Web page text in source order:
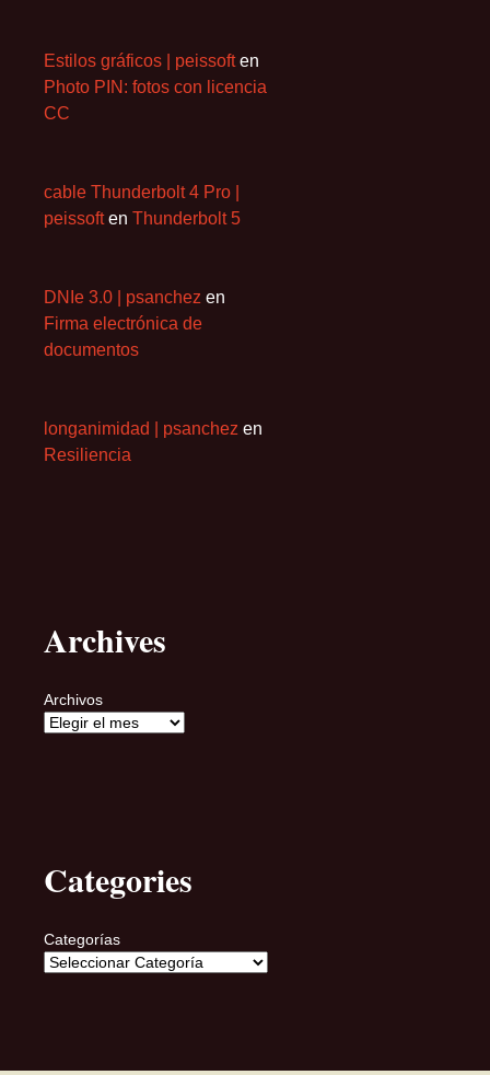
Estilos gráficos | peissoften
Photo PIN: fotos con licencia
CC
cable Thunderbolt 4 Pro |
peissoften Thunderbolt 5
DNIe 3.0 | psanchez en
Firma electrónica de
documentos
longanimidad | psanchez en
Resiliencia
Archives
Archivos
Categories
Categorías